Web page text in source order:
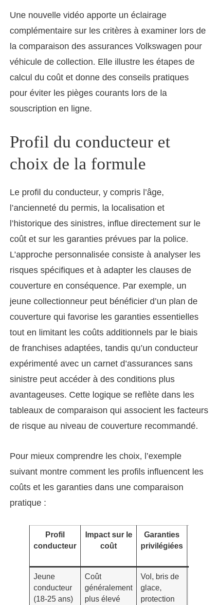
Une nouvelle vidéo apporte un éclairage
complémentaire sur les critères à examiner lors de
la comparaison des assurances Volkswagen pour
véhicule de collection. Elle illustre les étapes de
calcul du coût et donne des conseils pratiques
pour éviter les pièges courants lors de la
souscription en ligne.
Profil du conducteur et
choix de la formule
Le profil du conducteur, y compris l’âge,
l’ancienneté du permis, la localisation et
l’historique des sinistres, influe directement sur le
coût et sur les garanties prévues par la police.
L’approche personnalisée consiste à analyser les
risques spécifiques et à adapter les clauses de
couverture en conséquence. Par exemple, un
jeune collectionneur peut bénéficier d’un plan de
couverture qui favorise les garanties essentielles
tout en limitant les coûts additionnels par le biais
de franchises adaptées, tandis qu’un conducteur
expérimenté avec un carnet d’assurances sans
sinistre peut accéder à des conditions plus
avantageuses. Cette logique se reflète dans les
tableaux de comparaison qui associent les facteurs
de risque au niveau de couverture recommandé.
Pour mieux comprendre les choix, l’exemple
suivant montre comment les profils influencent les
coûts et les garanties dans une comparaison
pratique :
Profil
conducteur
Impact sur le
coût
Garanties
privilégiées
Jeune
conducteur
(18-25 ans)
Coût
généralement
plus élevé
Vol, bris de
glace,
protection